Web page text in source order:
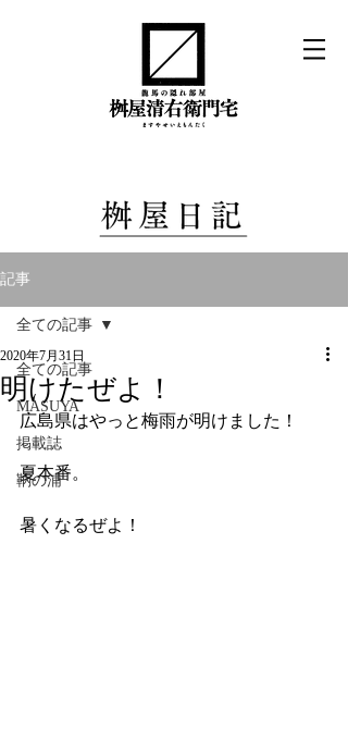
記事
全ての記事
MASUYA
掲載誌
鞆の浦
全ての記事
明けたぜよ！
2020年7月31日
広島県はやっと梅雨が明けました！
夏本番。
暑くなるぜよ！